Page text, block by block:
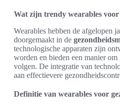
Wat zijn trendy wearables
Wearables hebben de afgelopen
doorgemaakt in de
technologische apparaten zijn
worden en bieden een manier
volgen. De integratie van
aan effectievere
Definitie van wearables voor